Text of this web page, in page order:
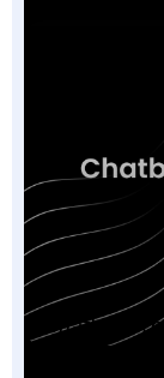
Chatbot IA